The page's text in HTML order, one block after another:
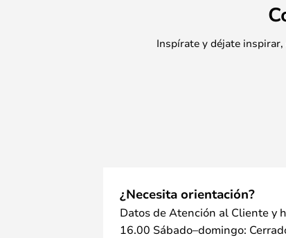
Inspírate y déjate
¿Necesita orientación?
Datos de Atención al Cliente y
16.00 Sábado–domingo: